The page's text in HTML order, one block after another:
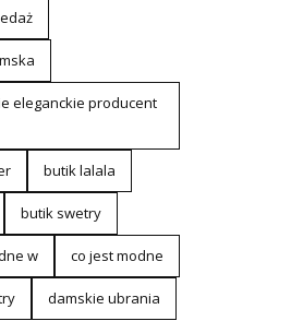
eleganckie producent
butik lalala
butik swetry
w co jest modne
damskie ubrania